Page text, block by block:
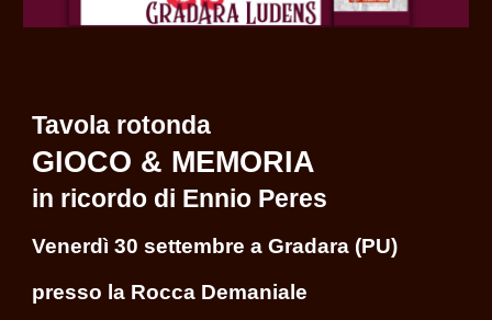
Tavola rotonda
GIOCO & MEMORIA
in ricordo di Ennio Peres
Venerdì 30 settembre a Gradara (PU)
presso la Rocca Demaniale